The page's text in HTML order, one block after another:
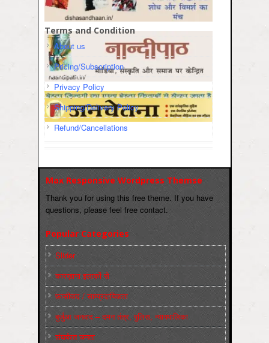
Terms and Condition
About us
Pricing/Subscription
Privacy Policy
Shipping/Delivery Policy
Refund/Cancellations
Max Responsive Wordpress Themse
Thank you for using this free theme. If you have
questions, please feel free contact.
Popular Categories
Slider
कारख़ाना इलाक़ों से
फ़ासीवाद / साम्‍प्रदायिकता
बुर्जुआ जनवाद – दमन तंत्र, पुलिस, न्‍यायपालिका
संघर्षरत जनता